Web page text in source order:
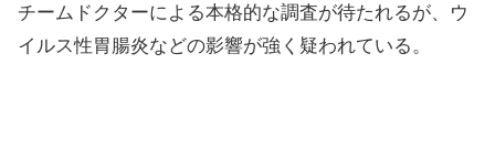
チームドクターによる本格的な調査が待たれるが、ウ
イルス性胃腸炎などの影響が強く疑われている。